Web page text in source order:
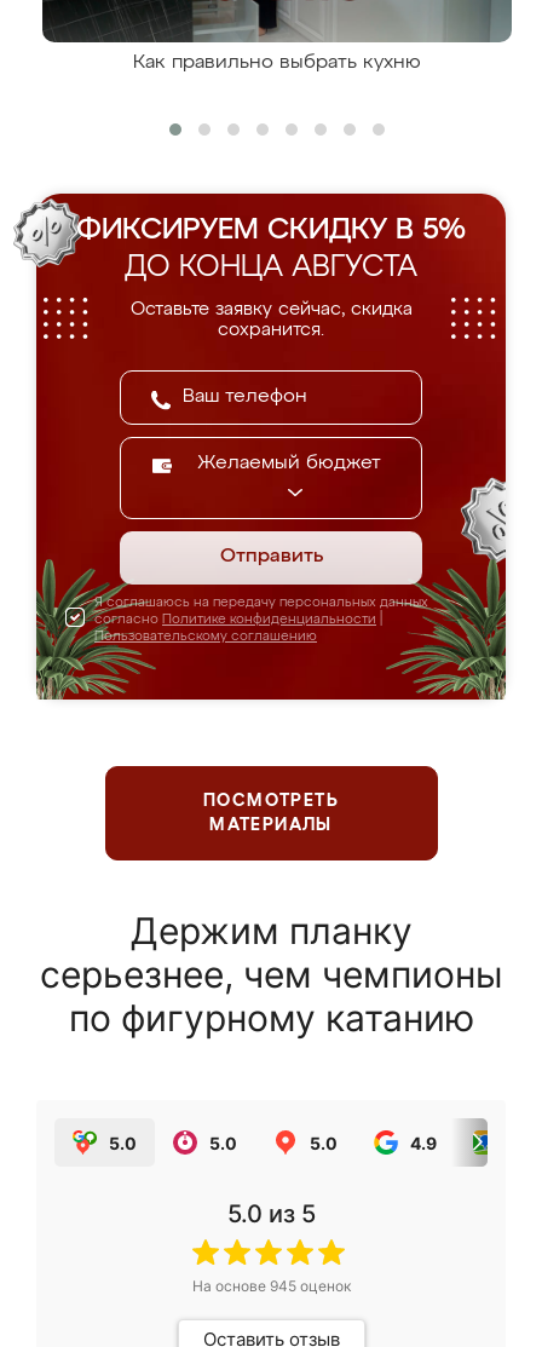
Как правильно выбрать кухню
ФИКСИРУЕМ СКИДКУ В 5%
ДО КОНЦА АВГУСТА
Оставьте заявку сейчас, скидка
сохранится.
Желаемый бюджет
Отправить
Я соглашаюсь на передачу персональных данных
согласно Политике конфиденциальности
Пользовательскому соглашению
ПОСМОТРЕТЬ
МАТЕРИАЛЫ
Держим планку
серьезнее, чем чемпионы
по фигурному катанию
5.0 5.0 5.0 4.9
5.0 из 5
На основе 945оценок
Оставить отзыв